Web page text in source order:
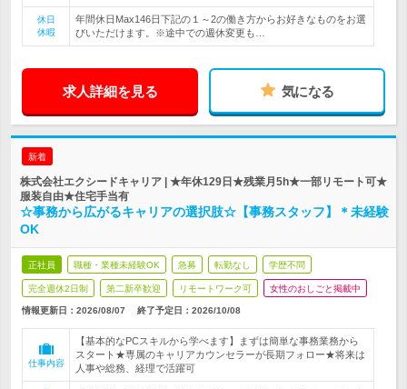
休日
休暇
年間休日Max146日下記の１～2の働き方からお好きなものをお選
びいただけます。※途中での週休変更も…
求人詳細を見る 気になる
新着
株式会社エクシードキャリア | ★年休129日★残業月5h★一部リモート可★
服装自由★住宅手当有
☆事務から広がるキャリアの選択肢☆【事務スタッフ】＊未経験
OK
正社員 職種・業種未経験OK 急募 転勤なし 学歴不問
完全週休2日制 第二新卒歓迎 リモートワーク可 女性のおしごと掲載中
情報更新日：2026/08/07 終了予定日： 2026/10/08
仕事内容
【基本的なPCスキルから学べます】まずは簡単な事務業務から
スタート★専属のキャリアカウンセラーが長期フォロー★将来は
人事や総務、経理で活躍可